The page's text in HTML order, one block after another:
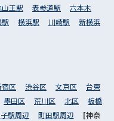
王駅 表参道駅
六本木
横浜駅 川崎駅
新横浜
区 渋谷区 文京区
台東
墨田区 荒川区 北区
板橋
駅周辺 町田駅周辺 [神奈